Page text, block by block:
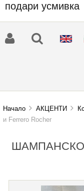
подари усмивка
Начало АКЦЕНТИ
и Ferrero Rocher
ШАМПАНСКО